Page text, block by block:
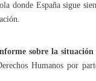
donde España sigue
sobre la situación
Humanos por